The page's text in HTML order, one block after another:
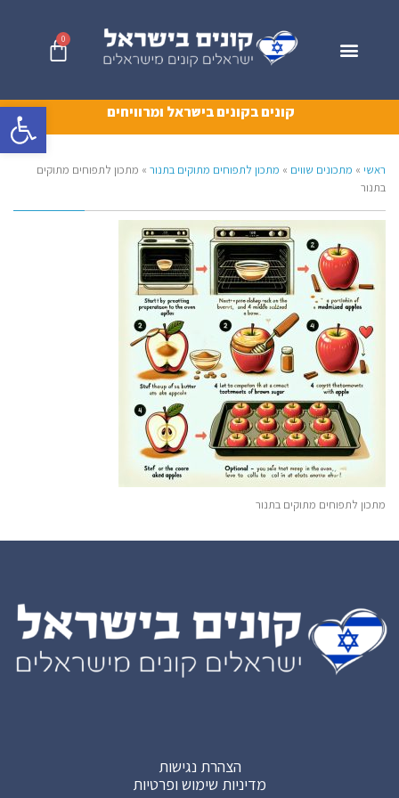
פתח
0
קונים בקונים בישראל ומרוויחים
ראשי » מתכונים שווים » מתכון לתפוחים מתוקים בתנור » מתכון לתפוחים מתוקים
בתנור
מתכון לתפוחים מתוקים בתנור
הצהרת נגישות
מדיניות שימוש ופרטיות